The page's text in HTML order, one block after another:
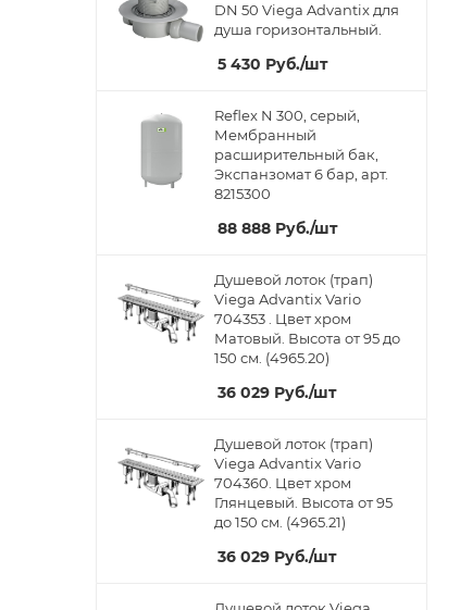
DN 50 Viega Advantix для
душа горизонтальный.
5 430 Руб./шт
Reflex N 300, серый,
Мембранный
расширительный бак,
Экспанзомат 6 бар, арт.
8215300
88 888 Руб./шт
Душевой лоток (трап)
Viega Advantix Vario
704353 . Цвет хром
Матовый. Высота от 95 до
150 см. (4965.20)
36 029 Руб./шт
Душевой лоток (трап)
Viega Advantix Vario
704360. Цвет хром
Глянцевый. Высота от 95
до 150 см. (4965.21)
36 029 Руб./шт